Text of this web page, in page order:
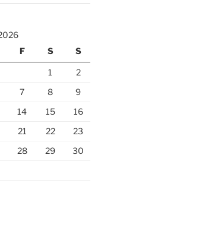
F S S
1
2
7 8
9
14 15
16
21 22
23
28 29
30